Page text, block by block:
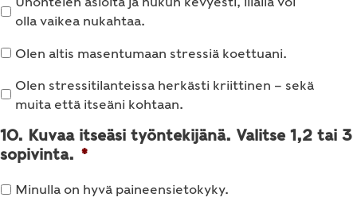
olla vaikea nukahtaa.
Olen altis masentumaan stressiä koettuani.
Olen stressitilanteissa herkästi kriittinen – sekä
muita että itseäni kohtaan.
10. Kuvaa itseäsi työntekijänä. Valitse 1,2 tai 3
sopivinta. *
Minulla on hyvä paineensietokyky.